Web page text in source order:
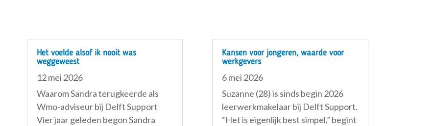
Het voelde alsof ik nooit was
weggeweest
12 mei 2026
Waarom Sandra terugkeerde als
Wmo-adviseur bij Delft Support
Vier jaar geleden begon Sandra
Kansen voor jongeren, waarde voor
werkgevers
6 mei 2026
Suzanne (28) is sinds begin 2026
leerwerkmakelaar bij Delft Support.
“Het is eigenlijk best simpel,” begint